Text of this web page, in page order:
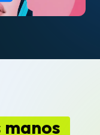
manos